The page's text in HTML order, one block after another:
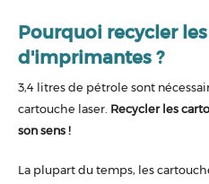
Pourquoi recycler
d'imprimantes ?
3,4 litres de pétrole sont
cartouche laser. Recycler les
son sens !
La plupart du temps, les